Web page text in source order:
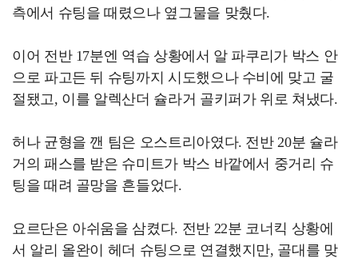
측에서 슈팅을 때렸으나 옆그물을 맞췄다.
이어 전반 17분엔 역습 상황에서 알 파쿠리가 박스 안
으로 파고든 뒤 슈팅까지 시도했으나 수비에 맞고 굴
절됐고, 이를 알렉산더 슐라거 골키퍼가 위로 쳐냈다.
허나 균형을 깬 팀은 오스트리아였다. 전반 20분 슐라
거의 패스를 받은 슈미트가 박스 바깥에서 중거리 슈
팅을 때려 골망을 흔들었다.
요르단은 아쉬움을 삼켰다. 전반 22분 코너킥 상황에
서 알리 올완이 헤더 슈팅으로 연결했지만, 골대를 맞